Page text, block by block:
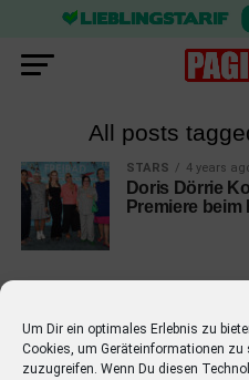
Um Dir ein optimales Erlebnis zu
Cookies, um Geräteinformationen
zuzugreifen. Wenn Du diesen
All posts
STARS 4 years
Doris Dörrie
Premiere